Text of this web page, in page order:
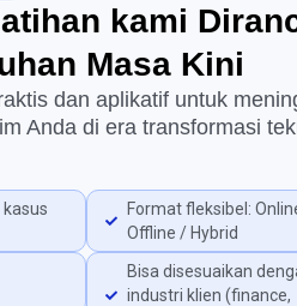
kami
Masa Kini
dan aplikatif untuk
Anda di era transformasi
Format fleksibel:
Offline / Hybrid
Bisa disesuaikan
industri klien (finance,